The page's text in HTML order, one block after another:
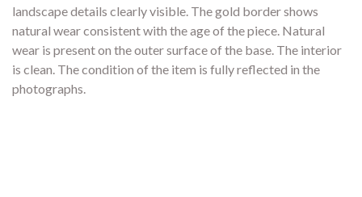
landscape details clearly visible. The gold border shows
natural wear consistent with the age of the piece. Natural
wear is present on the outer surface of the base. The interior
is clean. The condition of the item is fully reflected in the
photographs.